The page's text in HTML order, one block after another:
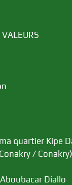
quartier Kipe
/ Conakry)
Diallo